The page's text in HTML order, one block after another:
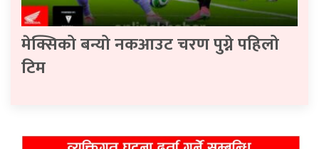
मेक्सिको बन्यो नकआउट चरण पुग्ने पहिलो
टिम